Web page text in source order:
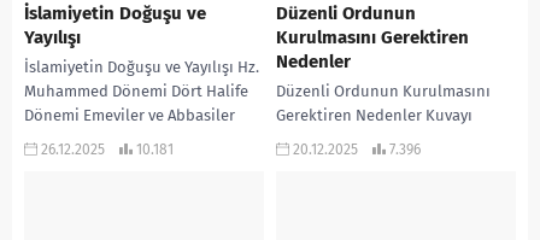
İslamiyetin Doğuşu ve
Yayılışı
İslamiyetin Doğuşu ve Yayılışı Hz.
Muhammed Dönemi Dört Halife
Dönemi Emeviler ve Abbasiler
Dönemi
26.12.2025 10.181
Düzenli Ordunun
Kurulmasını Gerektiren
Nedenler
Düzenli Ordunun Kurulmasını
Gerektiren Nedenler Kuvayı
Milliye birliklerinin; • Belli bir
20.12.2025 7.396